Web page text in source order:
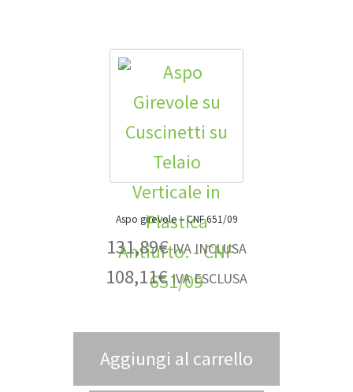
Aspo girevole – CNF 651/09
131,89€ IVA INCLUSA
108,11€ IVA ESCLUSA
Aggiungi al carrello